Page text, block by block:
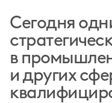
Сегодня
в
и других